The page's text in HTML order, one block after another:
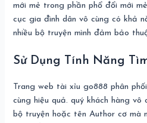
mới mẻ trong phần phổ đổi mới
cục gia đình dân vô cùng có khả
nhiều bộ truyện mình đảm bảo
Sử Dụng Tính Năng
Trang web tài xỉu go888 phân
cùng hiệu quả. quý khách hàng
bộ truyện hoặc tên Author cơ mà